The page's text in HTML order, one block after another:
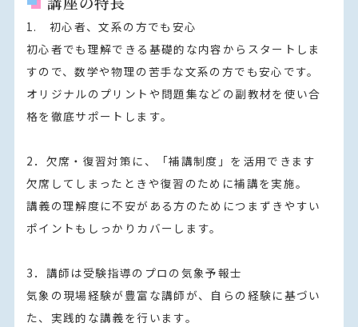
1.　初心者、文系の方でも安心
初心者でも理解できる基礎的な内容からスタートしま
すので、数学や物理の苦手な文系の方でも安心です。
オリジナルのプリントや問題集などの副教材を使い合
格を徹底サポートします。
2．欠席・復習対策に、「補講制度」を活用できます
欠席してしまったときや復習のために補講を実施。
講義の理解度に不安がある方のためにつまずきやすい
ポイントもしっかりカバーします。
3．講師は受験指導のプロの気象予報士
気象の現場経験が豊富な講師が、自らの経験に基づい
た、実践的な講義を行います。